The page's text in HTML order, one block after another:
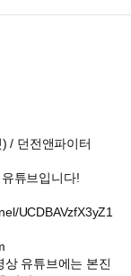
/ 던전앤파이터
튜브입니다!
UCDBAVzfX3yZ1
유튜브에는 본진